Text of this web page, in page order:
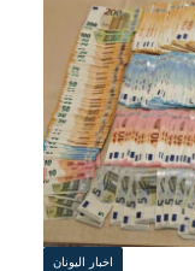
اخبار اليونان